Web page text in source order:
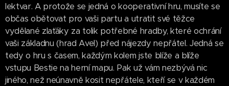
lektvar. A protože se jedná o kooperativní hru, musíte se
občas obětovat pro vaši partu a utratit své těžce
vydělané zlaťáky za tolik potřebné hradby, které ochrání
vaši základnu (hrad Avel) před nájezdy nepřátel. Jedná se
tedy o hru s časem, každým kolem jste blíže a blíže
vstupu Bestie na herní mapu. Pak už vám nezbývá nic
jiného, než neúnavně kosit nepřátele, kteří se v každém